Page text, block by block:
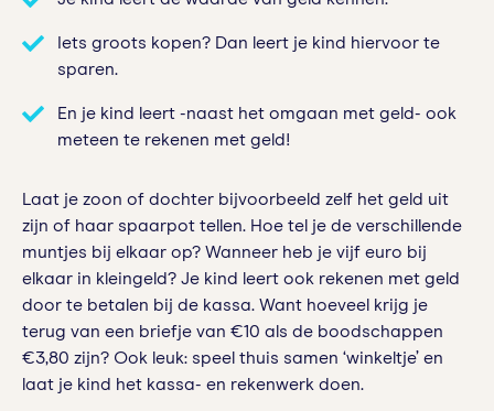
Iets groots kopen? Dan leert je kind hiervoor te
sparen.
En je kind leert -naast het omgaan met geld- ook
meteen te rekenen met geld!
Laat je zoon of dochter bijvoorbeeld zelf het geld uit
zijn of haar spaarpot tellen. Hoe tel je de verschillende
muntjes bij elkaar op? Wanneer heb je vijf euro bij
elkaar in kleingeld? Je kind leert ook rekenen met geld
door te betalen bij de kassa. Want hoeveel krijg je
terug van een briefje van €10 als de boodschappen
€3,80 zijn? Ook leuk: speel thuis samen ‘winkeltje’ en
laat je kind het kassa- en rekenwerk doen.